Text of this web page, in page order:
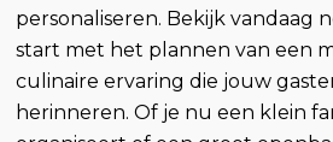
personaliseren. Bekijk vandaag
start met het plannen van een
culinaire ervaring die jouw
herinneren. Of je nu een klein